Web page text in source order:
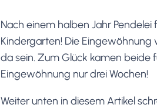
Nach einem halben Jahr
Kindergarten! Die
da sein. Zum Glück kamen
Eingewöhnung nur drei Wochen!
Weiter unten in diesem Artikel